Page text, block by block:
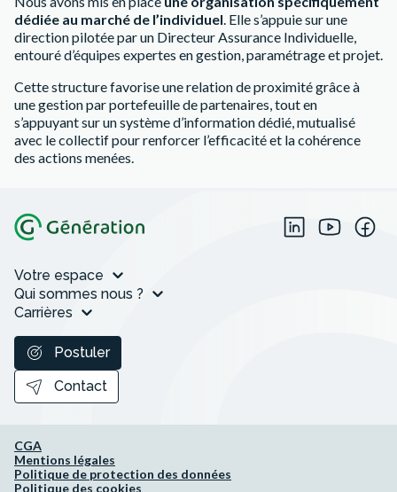
dédiée au marché de l’individuel. Elle s’appuie sur une
direction pilotée par un Directeur Assurance Individuelle,
entouré d’équipes expertes en gestion, paramétrage et projet.
Cette structure favorise une relation de proximité grâce à
une gestion par portefeuille de partenaires, tout en
s’appuyant sur un système d’information dédié, mutualisé
avec le collectif pour renforcer l’efficacité et la cohérence
des actions menées.
Votre espace
Qui sommes nous ?
Carrières
Postuler
Contact
CGA
Mentions légales
Politique de protection des données
Politique des cookies